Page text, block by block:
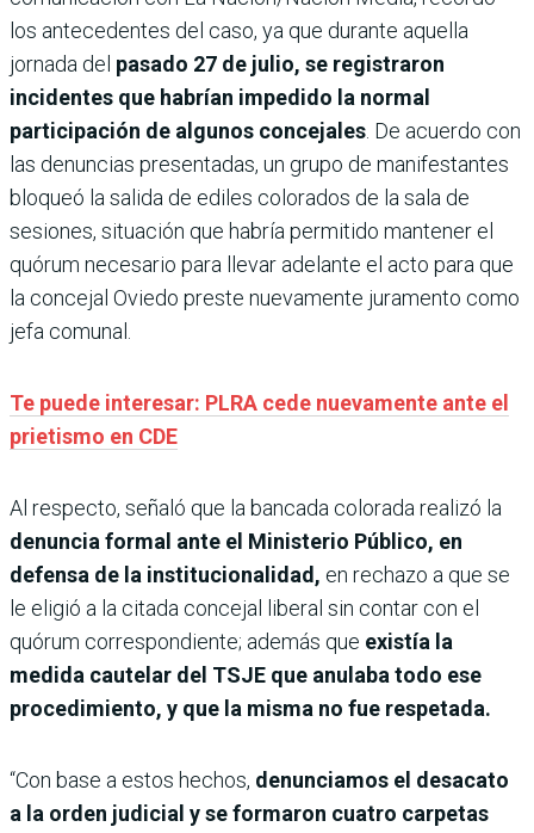
los antecedentes del caso, ya que durante aquella
jornada del pasado 27 de julio, se registraron
incidentes que habrían impedido la normal
participación de algunos concejales . De acuerdo con
las denuncias presentadas, un grupo de manifestantes
bloqueó la salida de ediles colorados de la sala de
sesiones, situación que habría permitido mantener el
quórum necesario para llevar adelante el acto para que
la concejal Oviedo preste nuevamente juramento como
jefa comunal.
Te puede interesar: PLRA cede nuevamente ante el
prietismo en CDE
Al respecto, señaló que la bancada colorada realizó la
denuncia formal ante el Ministerio Público, en
defensa de la institucionalidad, en rechazo a que se
le eligió a la citada concejal liberal sin contar con el
quórum correspondiente; además que existía la
medida cautelar del TSJE que anulaba todo ese
procedimiento, y que la misma no fue respetada.
“Con base a estos hechos, denunciamos el desacato
a la orden judicial y se formaron cuatro carpetas